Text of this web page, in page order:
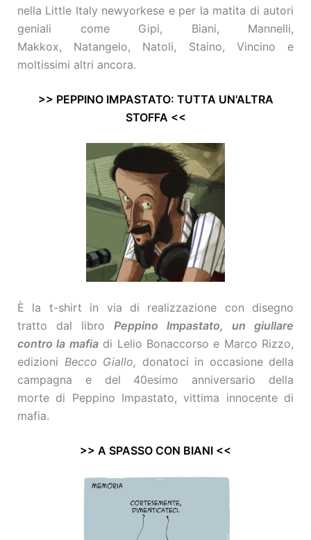
nella Little Italy newyorkese e per la matita di autori
geniali come Gipi, Biani, Mannelli,
Makkox, Natangelo, Natoli, Staino, Vincino e
moltissimi altri ancora.
>> PEPPINO IMPASTATO: TUTTA UN'ALTRA
STOFFA <<
È la t-shirt in via di realizzazione con disegno
tratto dal libro Peppino Impastato, un giullare
contro la mafiadi Lelio Bonaccorso e Marco Rizzo,
edizioni Becco Giallo, donatoci in occasione della
campagna e del 40esimo anniversario della
morte di Peppino Impastato, vittima innocente di
mafia.
>> A SPASSO CON BIANI <<